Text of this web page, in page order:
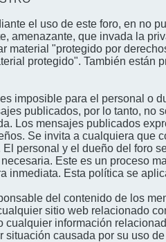
el uso de este foro, en no
amenazante, que invada la
material "protegido por
protegido". También están
imposible para el personal o
publicados, por lo tanto, no
Los mensajes publicados
Se invita a cualquiera que
personal y el dueño del foro
Este es un proceso
inmediata. Esta política se
del contenido de los
sitio web relacionado
cualquier información
situación causada por su uso de